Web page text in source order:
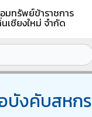
ทรัพย์ข้าราชการ
เชียงใหม่ จำกัด
บังคับสหก